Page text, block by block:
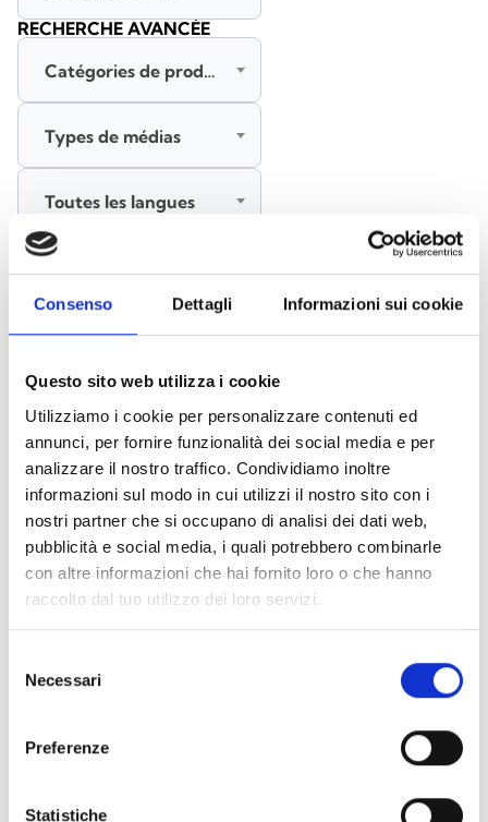
Consenso Dettagli Informazioni sui cookie
Questo sito web utilizza i cookie
Utilizziamo i cookie per personalizzare contenuti ed
annunci, per fornire funzionalità dei social media e per
analizzare il nostro traffico. Condividiamo inoltre
informazioni sul modo in cui utilizzi il nostro sito con i
nostri partner che si occupano di analisi dei dati web,
pubblicità e social media, i quali potrebbero combinarle
con altre informazioni che hai fornito loro o che hanno
raccolto dal tuo utilizzo dei loro servizi.
delNecessari
Preferenze
Statistiche
Accessoires pour socles EB00 - Matériaux (47)
Accessoires pour les tests des détecteurs -
Matériaux(6)
Accessoires pour détecteurs Enea - Matériaux (35)
Accessoires Senseware
Accessoires de la série Industrial - Matériaux(17)
Documents(6992)
Tout sélectionner
marqués par une icône lock
RECHERCHE AVANCÉE
Catégories de produits
Types de médias
Toutes les langues
RECHERCHER
EFFACER LES FILTRES